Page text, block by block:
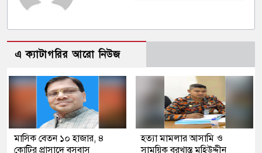
এ ক্যাটাগরির আরো নিউজ
মাসিক বেতন ১০ হাজার, ৪
কোটির প্রাসাদে বসবাস
হত্যা মামলার আসামি ও
সাময়িক বরখাস্ত মহিউদ্দীন